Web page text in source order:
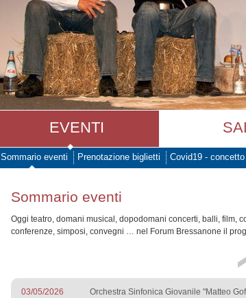
EVENTI
Sommario eventi Prenotazione biglietti Covid19 -
Sommario eventi
Oggi teatro, domani musical, dopodomani concerti, balli, film,
conferenze, simposi, convegni … nel Forum Bressanone il
03/05/2026 Orchestra Sinfonica Giovanile "Matteo